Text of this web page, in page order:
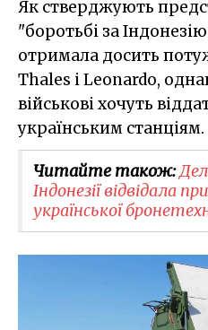
Як стверджують
"боротьбі за
отримала досить
Thales і Leonardo,
військові хочуть
українським станціям.
Читайте також:
Індонезії відвідала
української